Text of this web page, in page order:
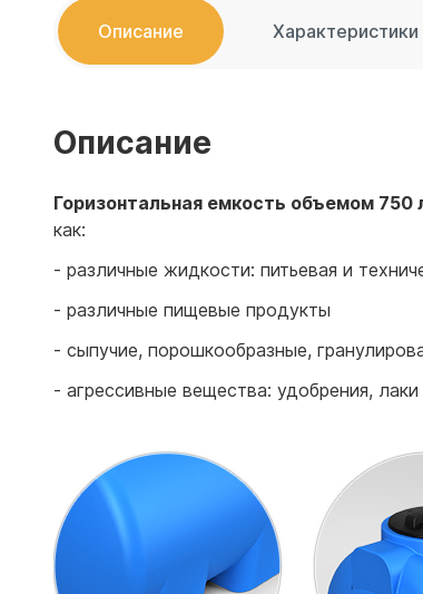
Описание Характеристики
Описание
Горизонтальная емкость объемом 750
как:
- различные жидкости: питьевая и
- различные пищевые продукты
- сыпучие, порошкообразные,
- агрессивные вещества: удобрения,